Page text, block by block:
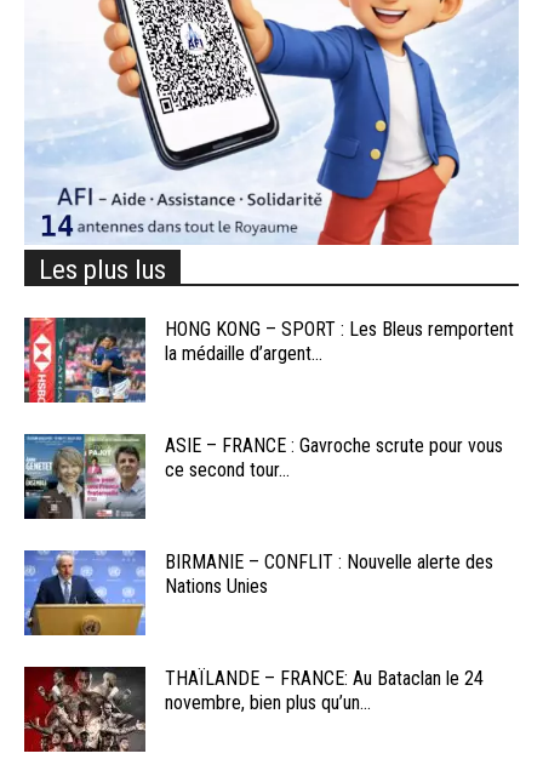
Les plus lus
HONG KONG – SPORT : Les Bleus remportent
la médaille d’argent...
ASIE – FRANCE : Gavroche scrute pour vous
ce second tour...
BIRMANIE – CONFLIT : Nouvelle alerte des
Nations Unies
THAÏLANDE – FRANCE: Au Bataclan le 24
novembre, bien plus qu’un...